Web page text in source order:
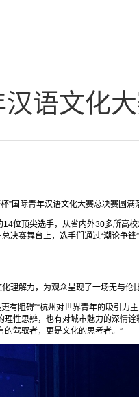
汉语文化
国际青年汉语文化大赛总决赛圆满
位顶尖选手，从省内外30多所高
赛舞台上，选手们通过“潮论争锋
理解力，为观众呈现了一场无与伦
有阻碍”“杭州对世界青年的吸引力
性思辨，也有对城市魅力的深情诠
驾驭者，更是文化的思考者。”